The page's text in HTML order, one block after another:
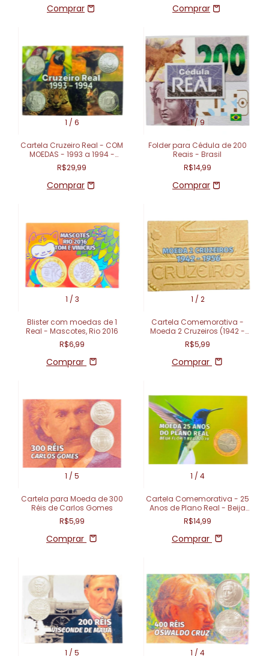
1 / 6
Cartela Cruzeiro Real - COM
MOEDAS - 1993 a 1994 -
Fauna
R$29,99
1/ 9
Folder para Cédula de 200
Reais - Brasil
R$14,99
1 / 3
Blister com moedas de 1
Real - Mascotes, Rio 2016
R$6,99
Comprar
1 / 2
Cartela Comemorativa -
Moeda 2 Cruzeiros (1942 -
1956)
R$5,99
Comprar
1 / 5
Cartela para Moeda de 300
Réis de Carlos Gomes
R$5,99
Comprar
1 / 4
Cartela Comemorativa - 25
Anos de Plano Real - Beija
Flor 1 Real (2019)
R$14,99
Comprar
1 / 5 1 / 4